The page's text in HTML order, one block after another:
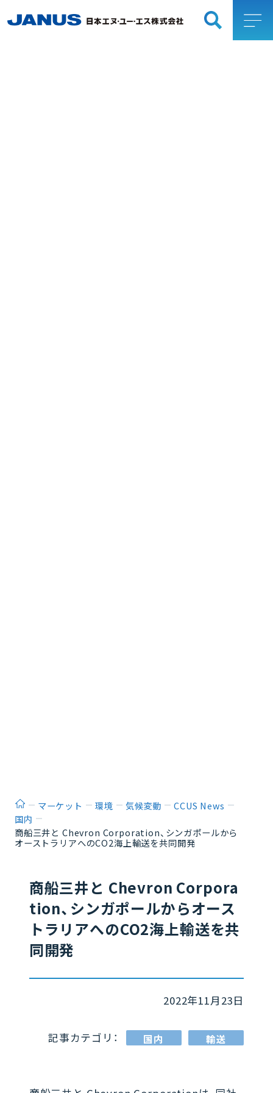
ホームマーケット 環境 気候変動
CCUS News
国内
商船三井と Chevron Corporation、シンガポールから
オーストラリアへのCO2海上輸送を共同開発
商船三井と Chevron Corpora
tion、シンガポールからオース
トラリアへのCO2海上輸送を共
同開発
2022年11月23日
記事カテゴリ： 国内 輸送